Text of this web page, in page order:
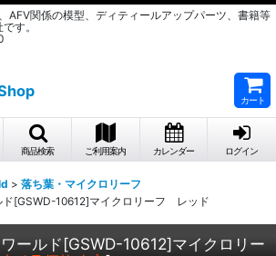
AFV関係の模型、ディティールアップパーツ、書籍等
す。
カート
商品検索 ご利用案内 カレンダー ログイン
> 落ち葉・マイクロリーフ
ド[GSWD-10612]マイクロリーフ レッド
ールド[GSWD-10612]マイクロリー